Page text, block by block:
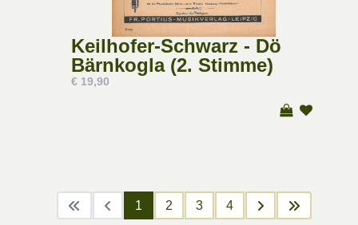
Keilhofer-Schwarz - Dö
Bärnkogla (2. Stimme)
€ 19,90
1 2 3 4